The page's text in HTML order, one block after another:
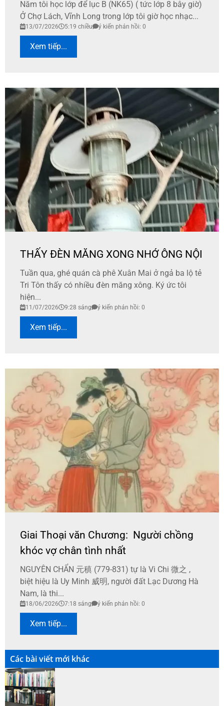
Năm tôi học lớp để lục B (NK65) ( tức lớp 8 bây giờ)
Ở Chợ Lách, Vĩnh Long trong lớp tôi giờ học nhạc...
13/07/2026 5:19 chiều ý kiến phản hồi: 0
Xem tiếp...
THẤY ĐÈN MĂNG XONG NHỚ ÔNG NỘI
Tuần qua, ghé quán cà phê Xuân Mai ở ngả ba lộ tẻ
Tri Tôn thấy có nhiều đèn măng xông. Ký ức tôi
hiện...
11/07/2026 9:28 sáng ý kiến phản hồi: 0
Xem tiếp...
Giai Thoại văn Chương: Người chồng
khóc vợ chân tình nhất
NGUYÊN CHẨN 元稹 (779-831) tự là Vi Chi 微之 ,
biệt hiệu là Uy Minh 威明, người đất Lạc Dương Hà
Nam, là thi...
18/06/2026 7:18 sáng ý kiến phản hồi: 0
Xem tiếp...
Các bài viết mới khác